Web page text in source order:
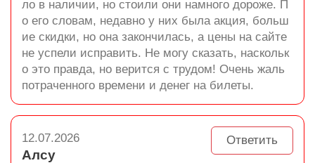
ло в наличии, но стоили они намного дороже. П
о его словам, недавно у них была акция, больш
ие скидки, но она закончилась, а цены на сайте
не успели исправить. Не могу сказать, наскольк
о это правда, но верится с трудом! Очень жаль
потраченного времени и денег на билеты.
Ответить
12.07.2026
Алсу